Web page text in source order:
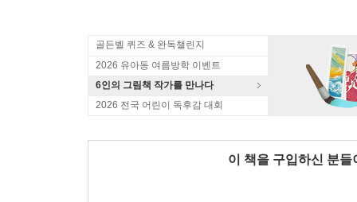
골든벨 퀴즈 & 완독챌린지
2026 유아동 여름방학 이벤트
6인의 그림책 작가를 만나다
2026 전국 어린이 독후감 대회
이 책을 구입하신 분